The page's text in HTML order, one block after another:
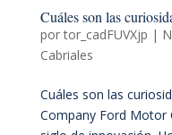
Cuáles son las
portor_cadFUVXjp |
Cabriales
Cuáles son las
Company Ford Motor